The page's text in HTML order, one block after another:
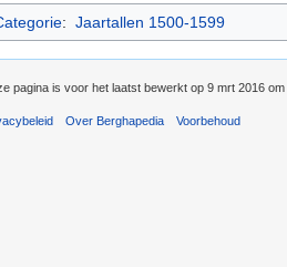
: Jaartallen 1500-1599
pagina is voor het laatst bewerkt op 9 mrt 2016 om
Over Berghapedia Voorbehoud